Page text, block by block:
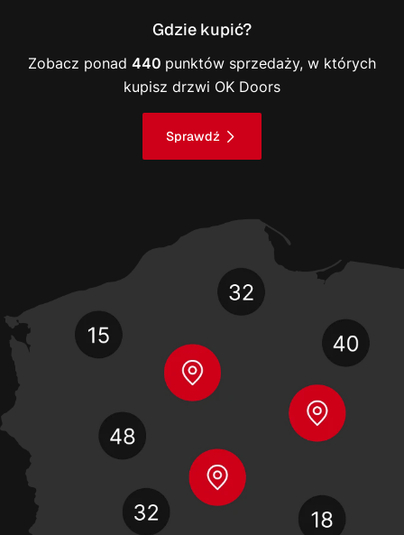
Gdzie kupić?
Zobacz ponad 440 punktów sprzedaży, w których
kupisz drzwi OK Doors
Sprawdź